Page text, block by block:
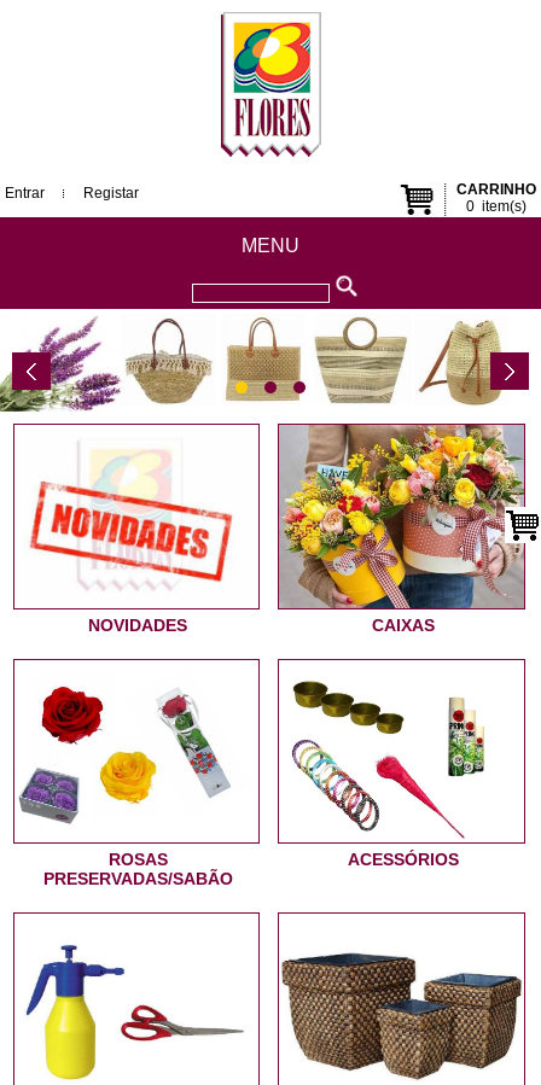
CARRINHO
0item(s)
Entrar Registar
MENU
NOVIDADES CAIXAS
ROSAS
PRESERVADAS/SABÃO
ACESSÓRIOS